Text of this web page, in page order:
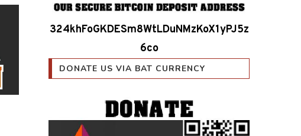
324khFoGKDESm8WtLDuNMzKoX1yPJ5z
6co
DONATE US VIA BAT CURRENCY